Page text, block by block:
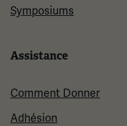
Symposiums
Assistance
Comment Donner
Adhésion